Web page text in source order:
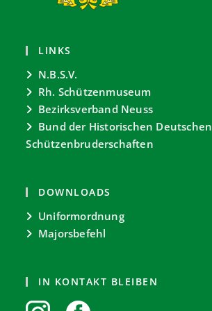
LINKS
N.B.S.V.
Rh. Schützenmuseum
Bezirksverband Neuss
Bund der Historischen Deutschen
Schützenbruderschaften
DOWNLOADS
Uniformordnung
Majorsbefehl
IN KONTAKT BLEIBEN